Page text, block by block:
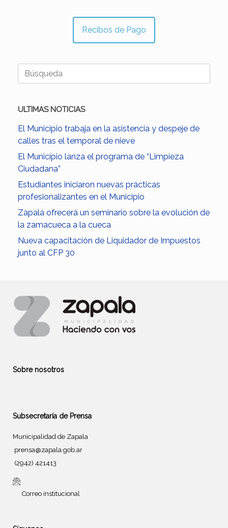
Recibos de Pago
Buscar:
ULTIMAS NOTICIAS
El Municipio trabaja en la asistencia y despeje de
calles tras el temporal de nieve
El Municipio lanza el programa de “Limpieza
Ciudadana”
Estudiantes iniciaron nuevas prácticas
profesionalizantes en el Municipio
Zapala ofrecerá un seminario sobre la evolución de
la zamacueca a la cueca
Nueva capacitación de Liquidador de Impuestos
junto al CFP 30
Sobre nosotros
Subsecretaría de Prensa
Municipalidad de Zapala
prensa@zapala.gob.ar
(2942) 421413
Correo institucional